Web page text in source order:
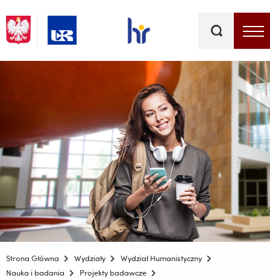
kluczowe
Strona Główna Wydziały
Wydział Humanistyczny
Nauka i badania
Projekty badawcze